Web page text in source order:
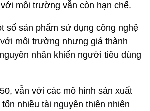
môi trường vẫn còn hạn chế.
số sản phẩm sử dụng công nghệ
môi trường nhưng giá thành
nhân khiến người tiêu dùng
vẫn với các mô hình sản xuất
nhiều tài nguyên thiên nhiên